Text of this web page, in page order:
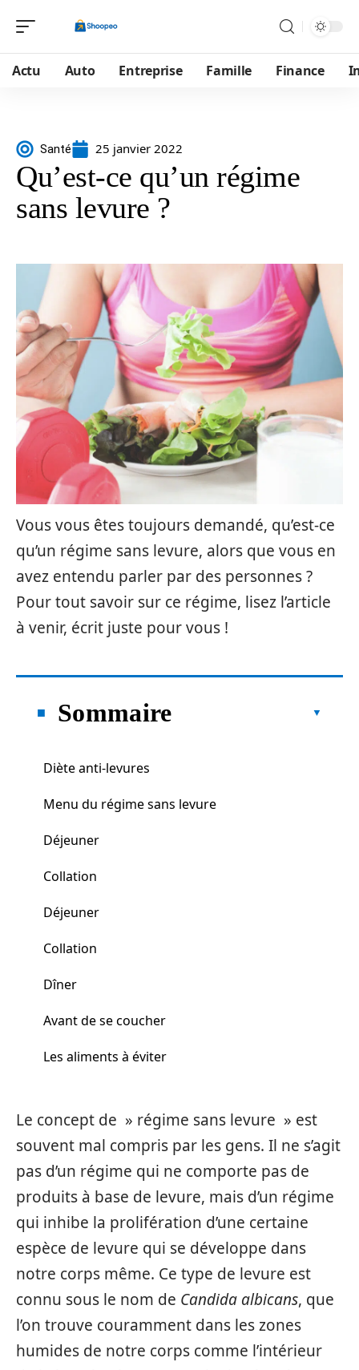
Actu Auto Entreprise Famille Finance
Santé 25 janvier 2022
Qu’est-ce qu’un régime
sans levure ?
Vous vous êtes toujours demandé, qu’est-ce
qu’un régime sans levure, alors que vous en
avez entendu parler par des personnes ?
Pour tout savoir sur ce régime, lisez l’article
à venir, écrit juste pour vous !
Sommaire
Diète anti-levures
Menu du régime sans levure
Déjeuner
Collation
Déjeuner
Collation
Dîner
Avant de se coucher
Les aliments à éviter
Le concept de » régime sans levure » est
souvent mal compris par les gens. Il ne s’agit
pas d’un régime qui ne comporte pas de
produits à base de levure, mais d’un régime
qui inhibe la prolifération d’une certaine
espèce de levure qui se développe dans
notre corps même. Ce type de levure est
connu sous le nom de Candida albicans, que
l’on trouve couramment dans les zones
humides de notre corps comme l’intérieur